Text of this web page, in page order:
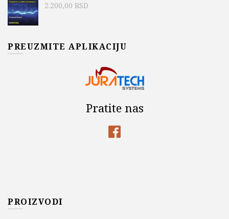
2.200,00 RSD
PREUZMITE APLIKACIJU
Pratite nas
PROIZVODI